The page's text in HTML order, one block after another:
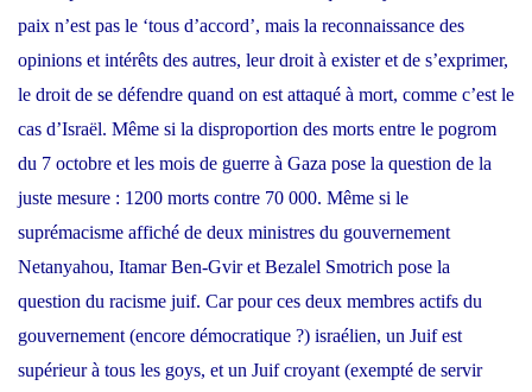
paix n’est pas le ‘tous d’accord’, mais la reconnaissance des
opinions et intérêts des autres, leur droit à exister et de s’exprimer,
le droit de se défendre quand on est attaqué à mort, comme c’est le
cas d’Israël. Même si la disproportion des morts entre le pogrom
du 7 octobre et les mois de guerre à Gaza pose la question de la
juste mesure : 1200 morts contre 70 000. Même si le
suprémacisme affiché de deux ministres du gouvernement
Netanyahou, Itamar Ben-Gviret Bezalel Smotrich pose la
question du racisme juif. Car pour ces deux membres actifs du
gouvernement (encore démocratique ?) israélien, un Juif est
supérieur à tous les goys, et un Juif croyant (exempté de servir